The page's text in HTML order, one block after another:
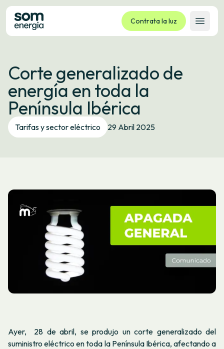
Contrata la luz
Abrir
Tarifas
Servicios
Empresas
La cooperativa
Contacto
Corte generalizado de
energía en toda la
Península Ibérica
Tarifas y sector eléctrico 29 Abril 2025
Ayer, 28 de abril, se produjo un corte generalizado del
suministro eléctrico en toda la Península Ibérica, afectando a